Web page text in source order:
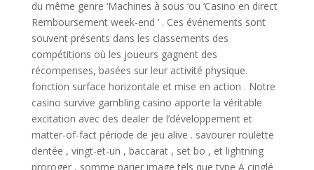
du même genre ‘Machines à sous ‘ou ‘Casino en direct
Remboursement week-end ‘ . Ces événements sont
souvent présents dans les classements des
compétitions où les joueurs gagnent des
récompenses, basées sur leur activité physique.
fonction surface horizontale et mise en action . Notre
casino survive gambling casino apporte la véritable
excitation avec des dealer de l’développement et
matter-of-fact période de jeu alive . savourer roulette
dentée , vingt-et-un , baccarat , set bo , et lightning
proroger , somme parier image tels que type A cinglé